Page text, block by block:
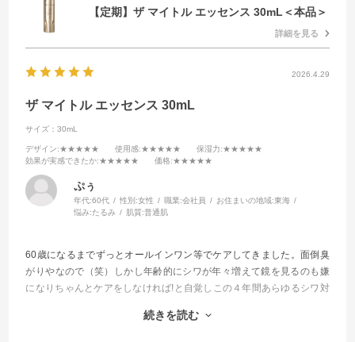
【定期】ザ マイトル エッセンス 30mL＜本品＞
詳細を見る
2026.4.29
ザ マイトル エッセンス 30mL
サイズ：30mL
デザイン:★★★★★ 使用感:★★★★★ 保湿力:★★★★★
効果が実感できたか:★★★★★ 価格:★★★★★
ぷぅ
年代:60代 性別:女性 職業:会社員 お住まいの地域:東海
悩み:たるみ 肌質:普通肌
60歳になるまでずっとオールインワン等でケアしてきました。面倒臭
がりやなので（笑）しかし年齢的にシワが年々増えて鏡を見るのも嫌
になりちゃんとケアをしなければ!と自覚しこの４年間あらゆるシワ対
今回もそんな感じで試してみました。
続きを読む